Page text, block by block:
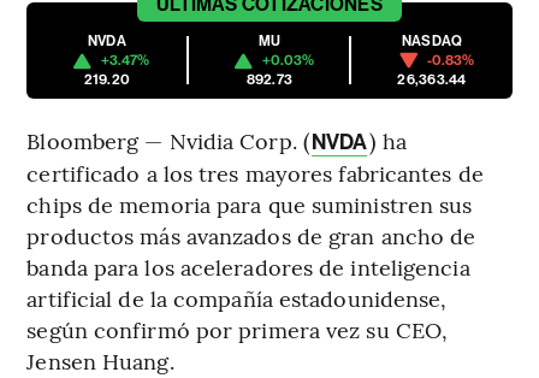
NVDA
+3.47%
219.20
MU
+0.03%
892.73
NASDAQ
-0.83%
26,363.44
Bloomberg — Nvidia Corp. (NVDA) ha
certificado a los tres mayores fabricantes de
chips de memoria para que suministren sus
productos más avanzados de gran ancho de
banda para los aceleradores de inteligencia
artificial de la compañía estadounidense,
según confirmó por primera vez su CEO,
Jensen Huang.